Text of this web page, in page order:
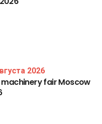
2026
machineryfairMoscow